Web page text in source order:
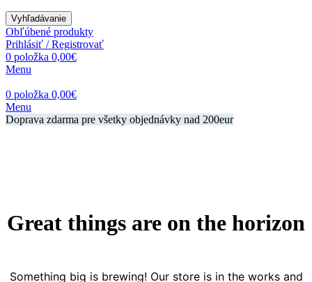
Vyhľadávanie
Obľúbené produkty
Prihlásiť / Registrovať
0 položka 0,00€
Menu
0 položka 0,00€
Menu
Doprava zdarma pre všetky objednávky nad 200eur
Great things are on the horizon
Something big is brewing! Our store is in the works and